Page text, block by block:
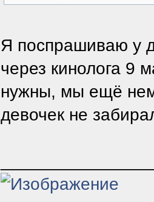
Я поспрашиваю у
через кинолога 9
нужны, мы ещё
девочек не